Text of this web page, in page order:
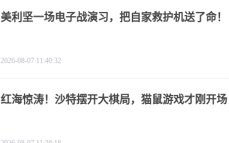
美利坚一场电子战演习，把自家救护机送了命！
2026-08-07 11:40:32
红海惊涛！沙特摆开大棋局，猫鼠游戏才刚开场